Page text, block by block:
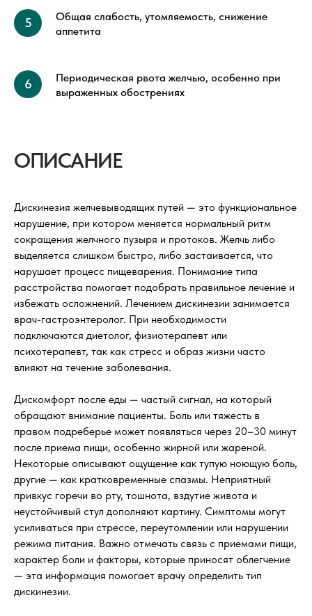
Общая слабость, утомляемость, снижение
аппетита
Периодическая рвота желчью, особенно при
выраженных обострениях
ОПИСАНИЕ
Дискинезия желчевыводящих путей — это функциональное
нарушение, при котором меняется нормальный ритм
сокращения желчного пузыря и протоков. Желчь либо
выделяется слишком быстро, либо застаивается, что
нарушает процесс пищеварения. Понимание типа
расстройства помогает подобрать правильное лечение и
избежать осложнений. Лечением дискинезии занимается
врач-гастроэнтеролог. При необходимости
подключаются диетолог, физиотерапевт или
психотерапевт, так как стресс и образ жизни часто
влияют на течение заболевания.
Дискомфорт после еды — частый сигнал, на который
обращают внимание пациенты. Боль или тяжесть в
правом подреберье может появляться через 20–30 минут
после приема пищи, особенно жирной или жареной.
Некоторые описывают ощущение как тупую ноющую боль,
другие — как кратковременные спазмы. Неприятный
привкус горечи во рту, тошнота, вздутие живота и
неустойчивый стул дополняют картину. Симптомы могут
усиливаться при стрессе, переутомлении или нарушении
режима питания. Важно отмечать связь с приемами пищи,
характер боли и факторы, которые приносят облегчение
— эта информация помогает врачу определить тип
дискинезии.